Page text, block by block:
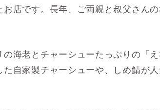
店です。 長年、ご両親と叔父さん
海老とチャーシューたっぷりの「
自家製チャーシューや、しめ鯖が